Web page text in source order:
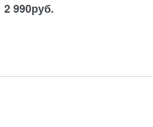
2 990руб.